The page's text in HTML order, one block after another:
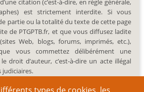
citation (c’est-à-dire, en règle générale,
est strictement interdite. Si vous
partie ou la totalité du texte de cette page
de PTGPTB.fr, et que vous diffusez ladite
Web, blogs, forums, imprimés, etc.),
vous commettez délibérément une
droit d’auteur, c’est-à-dire un acte illégal
judiciaires.